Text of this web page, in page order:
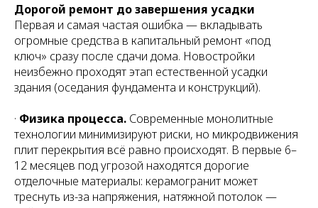
Дорогой ремонт до завершения усадки
Первая и самая частая ошибка — вкладывать
огромные средства в капитальный ремонт «под
ключ» сразу после сдачи дома. Новостройки
неизбежно проходят этап естественной усадки
здания (оседания фундамента и конструкций).
· Физика процесса. Современные монолитные
технологии минимизируют риски, но микродвижения
плит перекрытия всё равно происходят. В первые 6–
12 месяцев под угрозой находятся дорогие
отделочные материалы: керамогранит может
треснуть из-за напряжения, натяжной потолок —